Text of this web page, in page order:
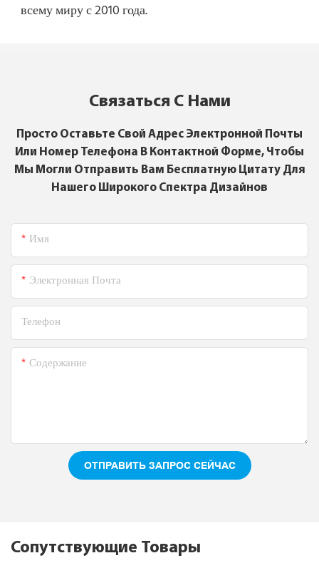
всему миру с 2010 года.
Связаться С Нами
Просто Оставьте Свой Адрес Электронной Почты
Или Номер Телефона В Контактной Форме, Чтобы
Мы Могли Отправить Вам Бесплатную Цитату Для
Нашего Широкого Спектра Дизайнов
Имя
Электронная Почта
Телефон
Содержание
ОТПРАВИТЬ ЗАПРОС СЕЙЧАС
Сопутствующие Товары